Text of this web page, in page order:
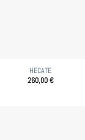
HECATE
260,00€